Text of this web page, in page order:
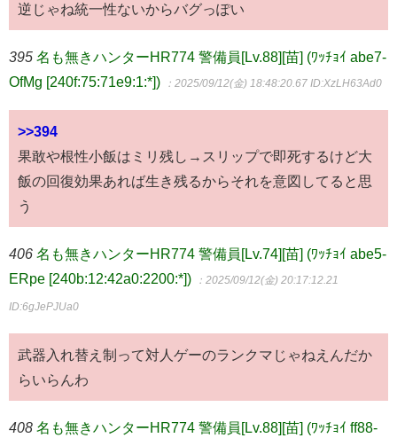
逆じゃね統一性ないからバグっぽい
395 名も無きハンターHR774 警備員[Lv.88][苗] (ﾜｯﾁｮｲ abe7-
OfMg [240f:75:71e9:1:*])
：2025/09/12(金) 18:48:20.67 ID:XzLH63Ad0
>>394
果敢や根性小飯はミリ残し→スリップで即死するけど大
飯の回復効果あれば生き残るからそれを意図してると思
う
406 名も無きハンターHR774 警備員[Lv.74][苗] (ﾜｯﾁｮｲ abe5-
ERpe [240b:12:42a0:2200:*])
：2025/09/12(金) 20:17:12.21
ID:6gJePJUa0
武器入れ替え制って対人ゲーのランクマじゃねえんだか
らいらんわ
408 名も無きハンターHR774 警備員[Lv.88][苗] (ﾜｯﾁｮｲ ff88-